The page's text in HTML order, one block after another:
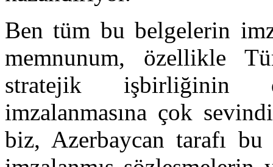
Ben tüm bu belgelerin
memnunum, özellikle
stratejik işbirliğinin
imzalanmasına çok
biz, Azerbaycan tarafı